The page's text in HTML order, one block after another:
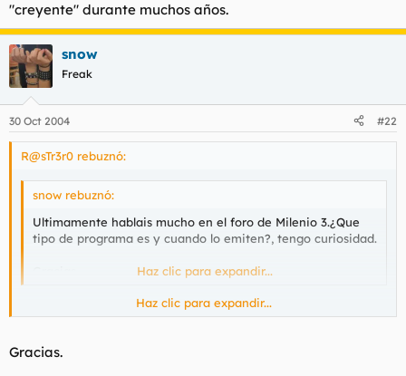
"creyente" durante muchos años.
snow
Freak
30 Oct 2004 #22
R@sTr3r0 rebuznó:
snow rebuznó:
Ultimamente hablais mucho en el foro de Milenio 3.¿Que
tipo de programa es y cuando lo emiten?, tengo curiosidad.
Haz clic para expandir...
Snow yo escucho el que echan los domingos a las 3 de la
relatos de sucesos inexplicables con ruidos y demas tonterias,
Haz clic para expandir...
Gracias.